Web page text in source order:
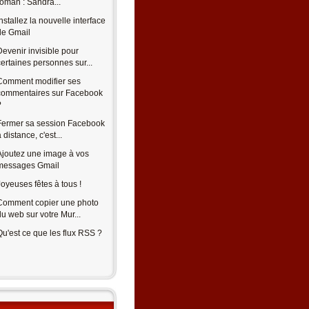
la nouvelle interface
Gmail
invisible pour
personnes sur...
modifier ses
sur Facebook
sa session Facebook
distance, c'est...
une image à vos
Gmail
fêtes à tous !
copier une photo
web sur votre Mur...
ce que les flux RSS ?